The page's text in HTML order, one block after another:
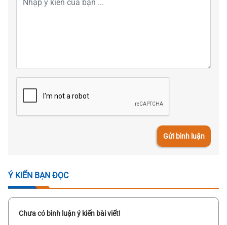
Gửi bình luận
Ý KIẾN BẠN ĐỌC
Chưa có bình luận ý kiến bài viết!